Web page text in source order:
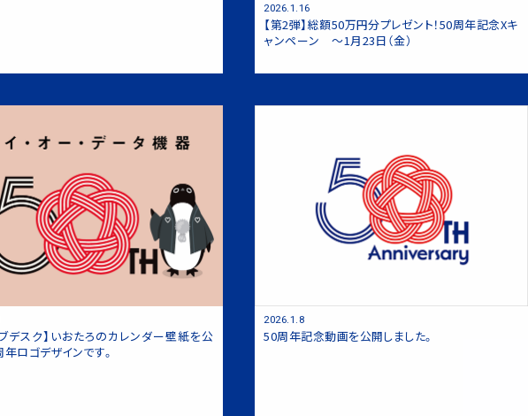
2026.1.16
【第2弾】総額50万円分プレゼント！50周年記念Xキ
ャンペーン 〜1月23日（金）
ブデスク】いおたろのカレンダー壁紙を公
ロゴデザインです。
2026.1.8
50周年記念動画を公開しました。